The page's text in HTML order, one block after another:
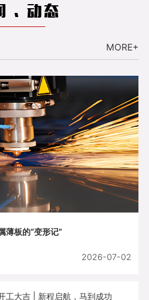
. 动态
MORE+
薄板的“变形记”
2026-07-02
工大吉 | 新程启航，马到成功